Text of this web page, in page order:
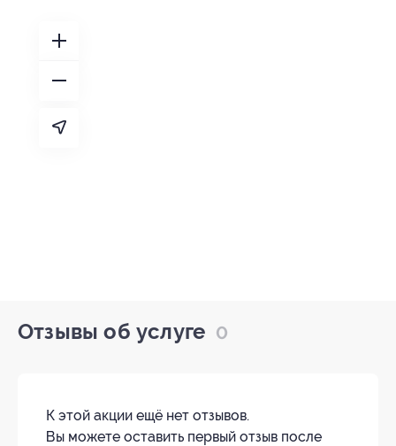
Отзывы об услуге 0
К этой акции ещё нет отзывов.
Вы можете оставить первый отзыв после